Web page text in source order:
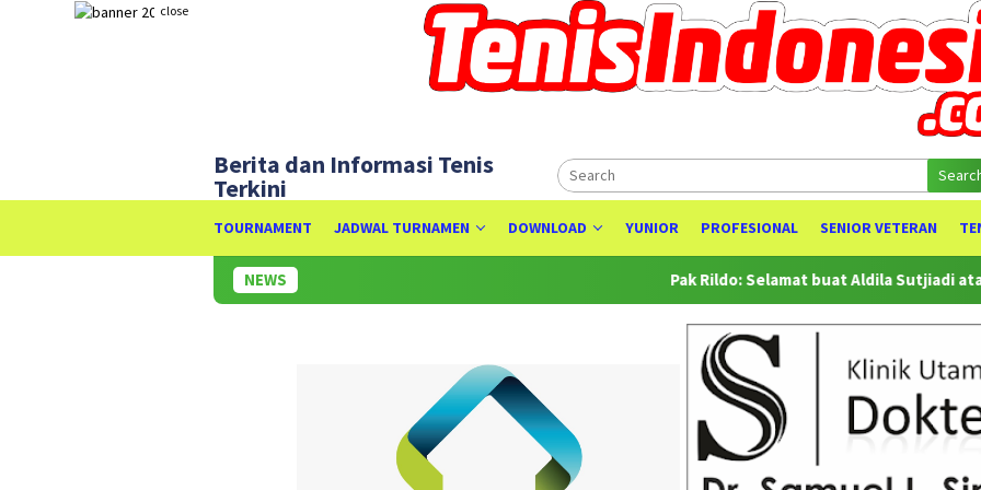
close
Berita dan Informasi Tenis
Terkini
TOURNAMENT JADWAL TURNAMEN DOWNLOAD YUNIOR PROFESIONAL SENIOR VETERAN
NEWS Pak Rildo: Selamat buat Aldila Sutjiadi atas